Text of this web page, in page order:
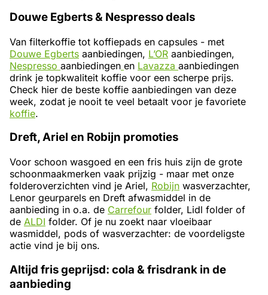
Douwe Egberts & Nespresso deals
Van filterkoffie tot koffiepads en capsules - met
Douwe Egberts aanbiedingen, L’OR aanbiedingen,
Nespresso aanbiedingen en Lavazza aanbiedingen
drink je topkwaliteit koffie voor een scherpe prijs.
Check hier de beste koffie aanbiedingen van deze
week, zodat je nooit te veel betaalt voor je favoriete
koffie.
Dreft, Ariel en Robijn promoties
Voor schoon wasgoed en een fris huis zijn de grote
schoonmaakmerken vaak prijzig - maar met onze
folderoverzichten vind je Ariel, Robijn wasverzachter,
Lenor geurparels en Dreft afwasmiddel in de
aanbieding in o.a. de Carrefour folder, Lidl folder of
de ALDI folder. Of je nu zoekt naar vloeibaar
wasmiddel, pods of wasverzachter: de voordeligste
actie vind je bij ons.
Altijd fris geprijsd: cola & frisdrank in de
aanbieding